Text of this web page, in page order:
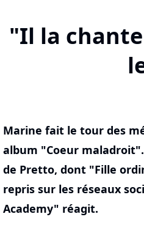
"Il la
Marine fait le tour des
album "Coeur
de Pretto, dont "Fille
repris sur les réseaux
Academy" réagit.